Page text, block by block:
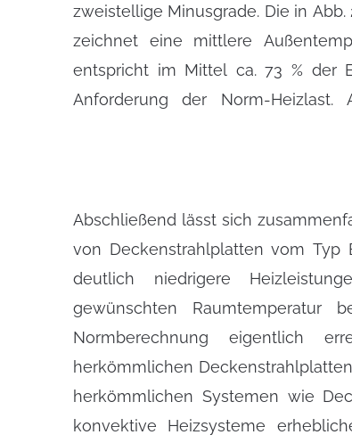
zweistellige Minusgrade. Die in
zeichnet eine mittlere
entspricht im Mittel ca. 73 % der
Anforderung der Norm-
Abschließend lässt sich
von Deckenstrahlplatten vom Typ
deutlich niedrigere
gewünschten Raumtemperatur
Normberechnung eigentlich
herkömmlichen
herkömmlichen Systemen wie
konvektive Heizsysteme
Investitions- als auch bei den